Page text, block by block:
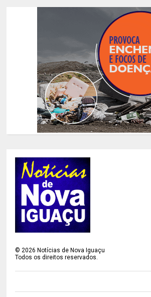
©2026 Notícias de Nova Iguaçu
Todos os direitos reservados.